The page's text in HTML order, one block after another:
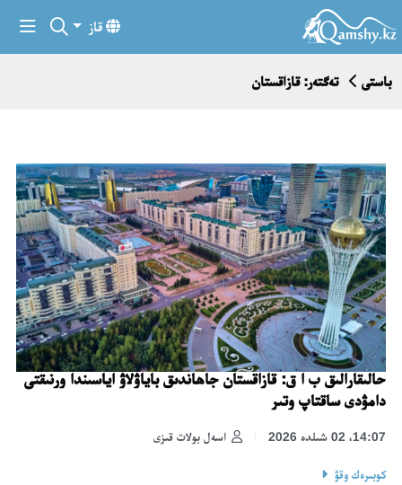
قاز
باستى تەگتەر: قازاقستان
حالىقارالىق ب ا ق: قازاقستان جاھاندىق باياۋلاۋ اياسىندا ورنىقتى
دامۋدى ساقتاپ وتىر
اسەل بولات قىزى 14:07، 02 شىلدە 2026
كوبىرەك وقۋ